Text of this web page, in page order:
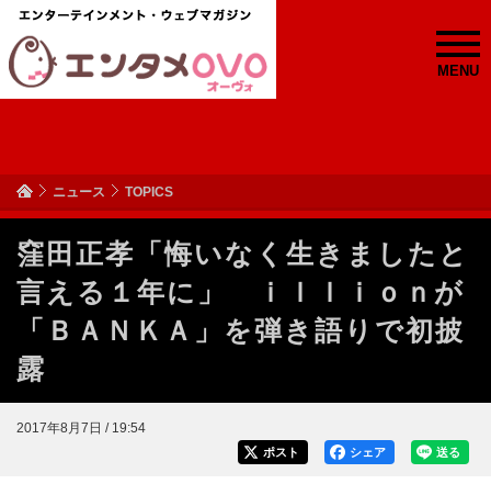
MENU
ニュース TOPICS
窪田正孝「悔いなく生きましたと
言える１年に」 ｉｌｌｉｏｎが
「ＢＡＮＫＡ」を弾き語りで初披
露
2017年8月7日 / 19:54
送る
シェア
ポスト